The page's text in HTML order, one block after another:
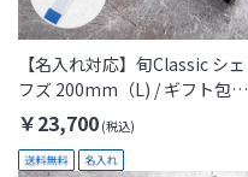
【名入れ対応】旬Classic シェ
フズ 200mm（L) / ギフト包装
付き(KAI Gift)
￥23,700